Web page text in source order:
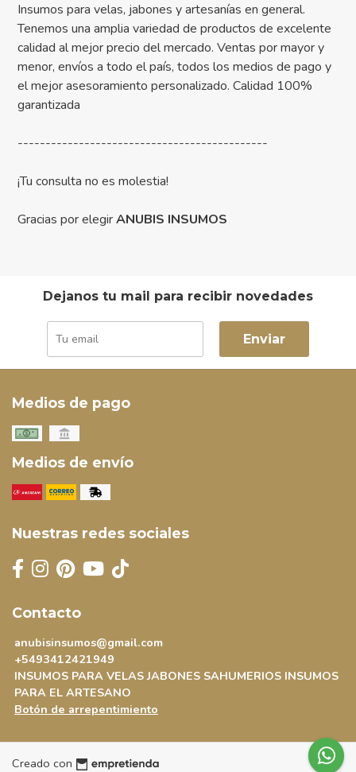
Insumos para velas, jabones y artesanías en general.
Tenemos una amplia variedad de productos de excelente
calidad al mejor precio del mercado. Ventas por mayor y
menor, envíos a todo el país, todos los medios de pago y
el mejor asesoramiento personalizado. Calidad 100%
garantizada
---------------------------------------------
¡Tu consulta no es molestia!
Gracias por elegirANUBIS INSUMOS
Dejanos tu mail para recibir novedades
Enviar
Medios de pago
Medios de envío
Nuestras redes sociales
Contacto
anubisinsumos@gmail.com
+5493412421949
INSUMOS PARA VELAS JABONES SAHUMERIOS INSUMOS
PARA EL ARTESANO
Botón de arrepentimiento
Creado con